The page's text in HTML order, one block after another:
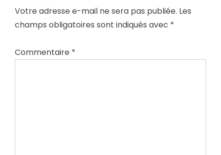
Votre adresse e-mail ne sera pas publiée. Les
champs obligatoires sont indiqués avec *
Commentaire *